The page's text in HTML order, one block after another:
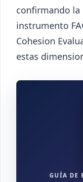
confirmando la
instrumento
Cohesion
estas
GUÍA DE